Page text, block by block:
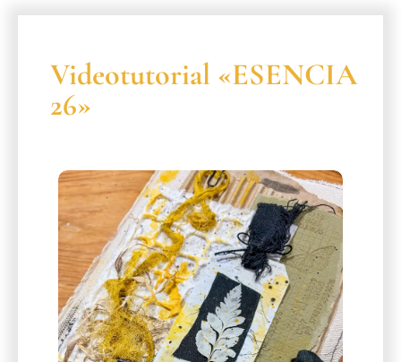
Videotutorial «ESENCIA
26»